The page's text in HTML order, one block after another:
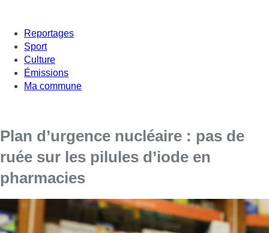
Reportages
Sport
Culture
Émissions
Ma commune
Plan d’urgence nucléaire : pas de
ruée sur les pilules d’iode en
pharmacies